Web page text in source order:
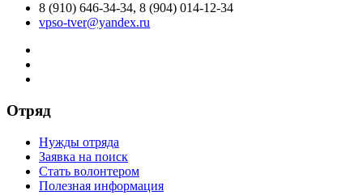
8 (910) 646-34-34, 8 (904) 014-12-34
vpso-tver@yandex.ru
Отряд
Нужды отряда
Заявка на поиск
Стать волонтером
Полезная информация